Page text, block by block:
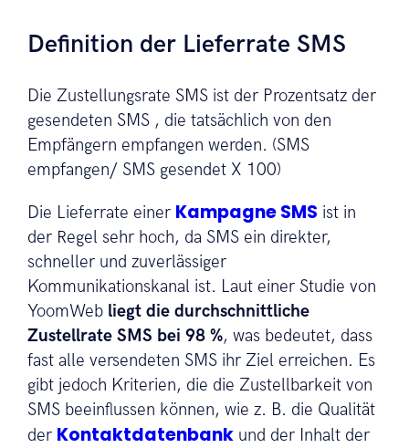
Definition der Lieferrate SMS
Die Zustellungsrate SMS ist der Prozentsatz der
gesendeten SMS , die tatsächlich von den
Empfängern empfangen werden. (SMS
empfangen/ SMS gesendet X 100)
Die Lieferrate einer Kampagne SMS ist in
der Regel sehr hoch, da SMS ein direkter,
schneller und zuverlässiger
Kommunikationskanal ist. Laut einer Studie von
YoomWeb liegt die durchschnittliche
Zustellrate SMS bei 98 %, was bedeutet, dass
fast alle versendeten SMS ihr Ziel erreichen. Es
gibt jedoch Kriterien, die die Zustellbarkeit von
SMS beeinflussen können, wie z. B. die Qualität
der Kontaktdatenbank und der Inhalt der